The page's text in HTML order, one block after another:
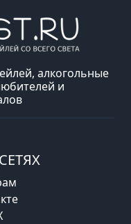
алкогольные
и